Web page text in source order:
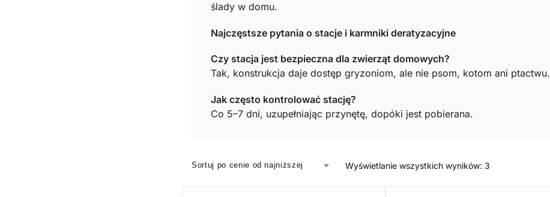
ślady w domu.
Najczęstsze pytania o stacje i karmniki deratyzacyjne
Czy stacja jest bezpieczna dla zwierząt domowych?
Tak, konstrukcja daje dostęp gryzoniom, ale nie psom, kotom ani ptactwu.
Jak często kontrolować stację?
Co 5–7 dni, uzupełniając przynętę, dopóki jest pobierana.
Wyświetlanie wszystkich wyników: 3